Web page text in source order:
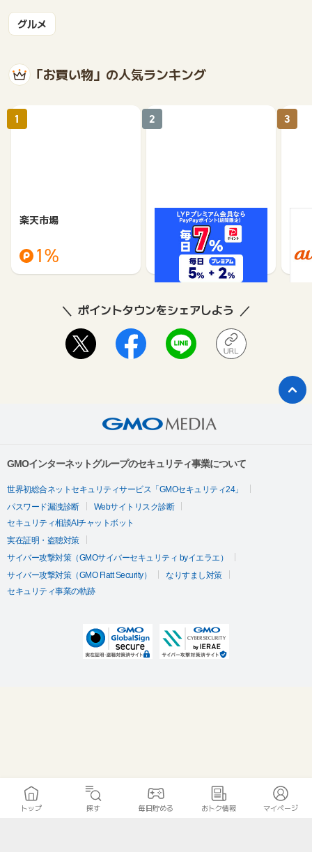
グルメ
「お買い物」の人気ランキング
楽天市場
1%
1
Yahoo!ショッピング
1%
2 3
ポイントタウンをシェアしよう
GMOインターネットグループのセキュリティ事業について
世界初総合ネットセキュリティサービス「GMOセキュリティ24」
パスワード漏洩診断
Webサイトリスク診断
セキュリティ相談AIチャットボット
実在証明・盗聴対策
サイバー攻撃対策（GMOサイバーセキュリティ byイエラエ）
サイバー攻撃対策（GMO Flatt Security）
なりすまし対策
セキュリティ事業の軌跡
トップ 探す 毎日貯める おトク情報 マイページ